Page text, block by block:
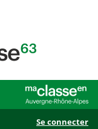
Se connecter